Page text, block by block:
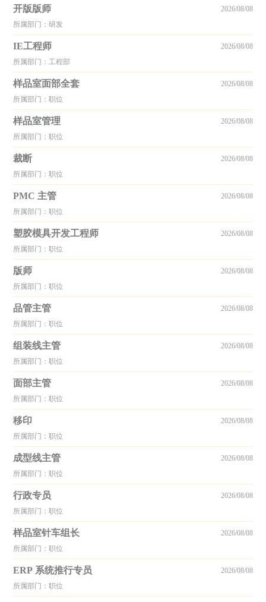
开版版师
所属部门：研发
2026/08/08
IE工程师
所属部门：工程部
2026/08/08
样品室面部全套
所属部门：职位
2026/08/08
样品室管理
所属部门：职位
2026/08/08
裁断
所属部门：职位
2026/08/08
PMC 主管
所属部门：职位
2026/08/08
塑胶模具开发工程师
所属部门：职位
2026/08/08
版师
所属部门：职位
2026/08/08
品管主管
所属部门：职位
2026/08/08
组装线主管
所属部门：职位
2026/08/08
面部主管
所属部门：职位
2026/08/08
移印
所属部门：职位
2026/08/08
成型线主管
所属部门：职位
2026/08/08
行政专员
所属部门：职位
2026/08/08
样品室针车组长
所属部门：职位
2026/08/08
ERP 系统推行专员
所属部门：职位
2026/08/08